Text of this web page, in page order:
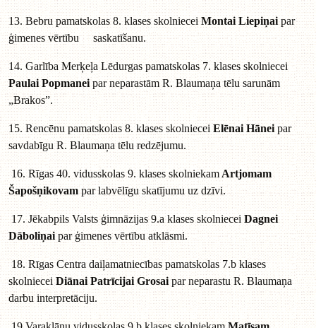
13. Bebru pamatskolas 8. klases skolniecei Montai Liepiņaipar
ģimenes vērtību saskatīšanu.
14. Garlība Merķeļa Lēdurgas pamatskolas 7. klases skolniecei
Paulai Popmaneipar neparastām R. Blaumaņa tēlu sarunām
„Brakos”.
15. Rencēnu pamatskolas 8. klases skolniecei Elēnai Hāneipar
savdabīgu R. Blaumaņa tēlu redzējumu.
16. Rīgas 40. vidusskolas 9. klases skolniekamArtjomam
Šapošņikovampar labvēlīgu skatījumu uz dzīvi.
17. Jēkabpils Valsts ģimnāzijas 9.a klases skolniecei Dagnei
Dāboliņaipar ģimenes vērtību atklāsmi.
18. Rīgas Centra daiļamatniecības pamatskolas 7.b klases
skolnieceiDiānai Patrīcijai Grosaipar neparastu R. Blaumaņa
darbu interpretāciju.